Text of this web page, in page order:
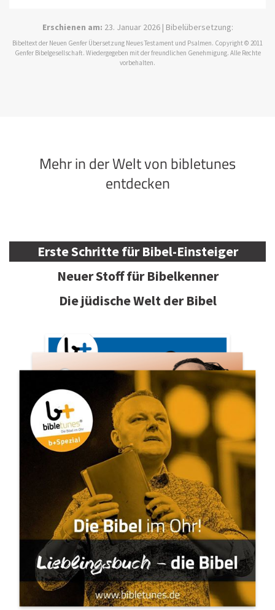
Erschienen am: 23. Januar 2026 | Bibelübersetzung:
Bibeltext der Neuen Genfer Übersetzung Neues Testament und Psalmen. Copyright © 2011
Genfer Bibelgesellschaft. Wiedergegeben mit der freundlichen Genehmigung. Alle Rechte
vorbehalten.
Mehr in der Welt von bibletunes
entdecken
Erste Schritte für Bibel-Einsteiger
Neuer Stoff für Bibelkenner
Die jüdische Welt der Bibel